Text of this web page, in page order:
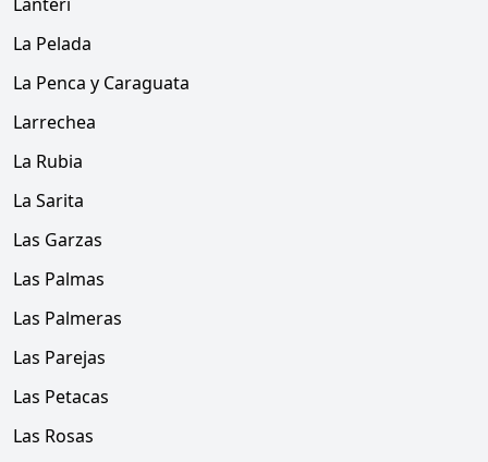
La Pelada
La Penca y Caraguata
Larrechea
La Rubia
La Sarita
Las Garzas
Las Palmas
Las Palmeras
Las Parejas
Las Petacas
Las Rosas